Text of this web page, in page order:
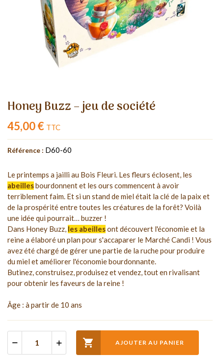
Honey Buzz – jeu de société
45,00 € TTC
Référence : D60-60
Le printemps a jailli au Bois Fleuri. Les fleurs éclosent, les
abeillesbourdonnent et les ours commencent à avoir
terriblement faim. Et si un stand de miel était la clé de la paix et
de la prospérité entre toutes les créatures de la forêt? Voilà
une idée qui pourrait… buzzer !
Dans Honey Buzz, les abeillesont découvert l'économie et la
reine a élaboré un plan pour s'accaparer le Marché Candi ! Vous
avez été chargé de gérer une partie de la ruche pour produire
du miel et améliorer l'économie bourdonnante.
Butinez, construisez, produisez et vendez, tout en rivalisant
pour obtenir les faveurs de la reine !
Âge : à partir de 10 ans
 AJOUTER AU PANIER